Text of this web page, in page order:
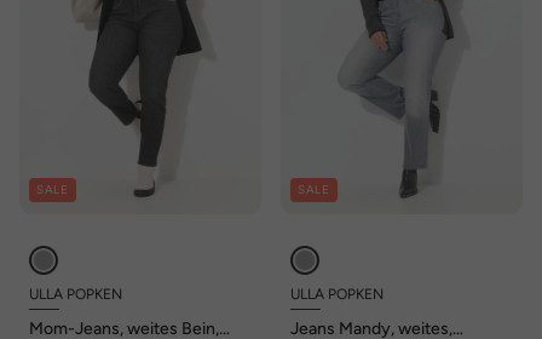
SALE
ULLA POPKEN
Mom-Jeans, weites Bein,
SALE
ULLA POPKEN
Jeans Mandy, weites,